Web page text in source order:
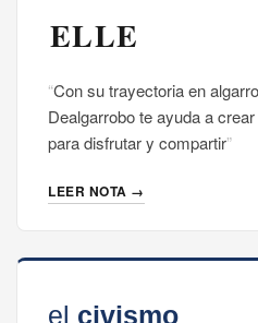
Con su trayectoria en
Dealgarrobo te ayuda a
para disfrutar y compartir
LEER NOTA →